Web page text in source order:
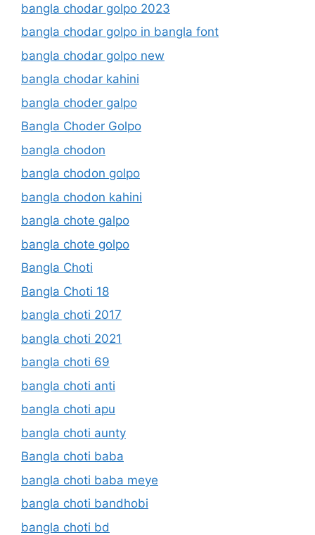
bangla chodar golpo 2023
bangla chodar golpo in bangla font
bangla chodar golpo new
bangla chodar kahini
bangla choder galpo
Bangla Choder Golpo
bangla chodon
bangla chodon golpo
bangla chodon kahini
bangla chote galpo
bangla chote golpo
Bangla Choti
Bangla Choti 18
bangla choti 2017
bangla choti 2021
bangla choti 69
bangla choti anti
bangla choti apu
bangla choti aunty
Bangla choti baba
bangla choti baba meye
bangla choti bandhobi
bangla choti bd